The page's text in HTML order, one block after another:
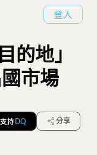
登入
的地」
市場
支持 DQ 分享